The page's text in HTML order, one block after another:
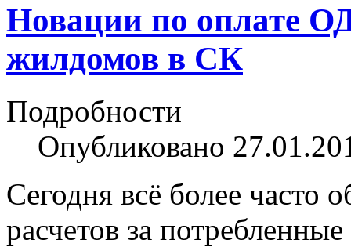
Новации по оплате
жилдомов в СК
Подробности
Опубликовано
Сегодня всё более часто
расчетов за